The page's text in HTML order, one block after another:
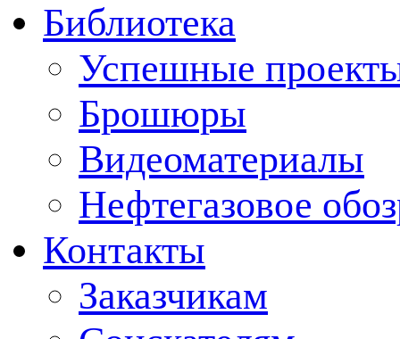
Библиотека
Успешные
Брошюры
Видеоматериалы
Нефтегазовое
Контакты
Заказчикам